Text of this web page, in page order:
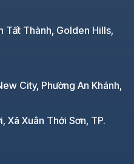
Tất Thành, Golden Hills,
City, Phường An Khánh,
Xã Xuân Thới Sơn, TP.